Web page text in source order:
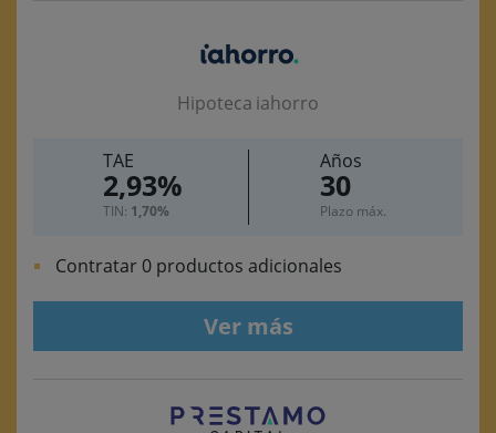
Hipoteca iahorro
TAE
2,93%
TIN: 1,70%
Años
30
Plazo máx.
Contratar 0 productos adicionales
Ver más